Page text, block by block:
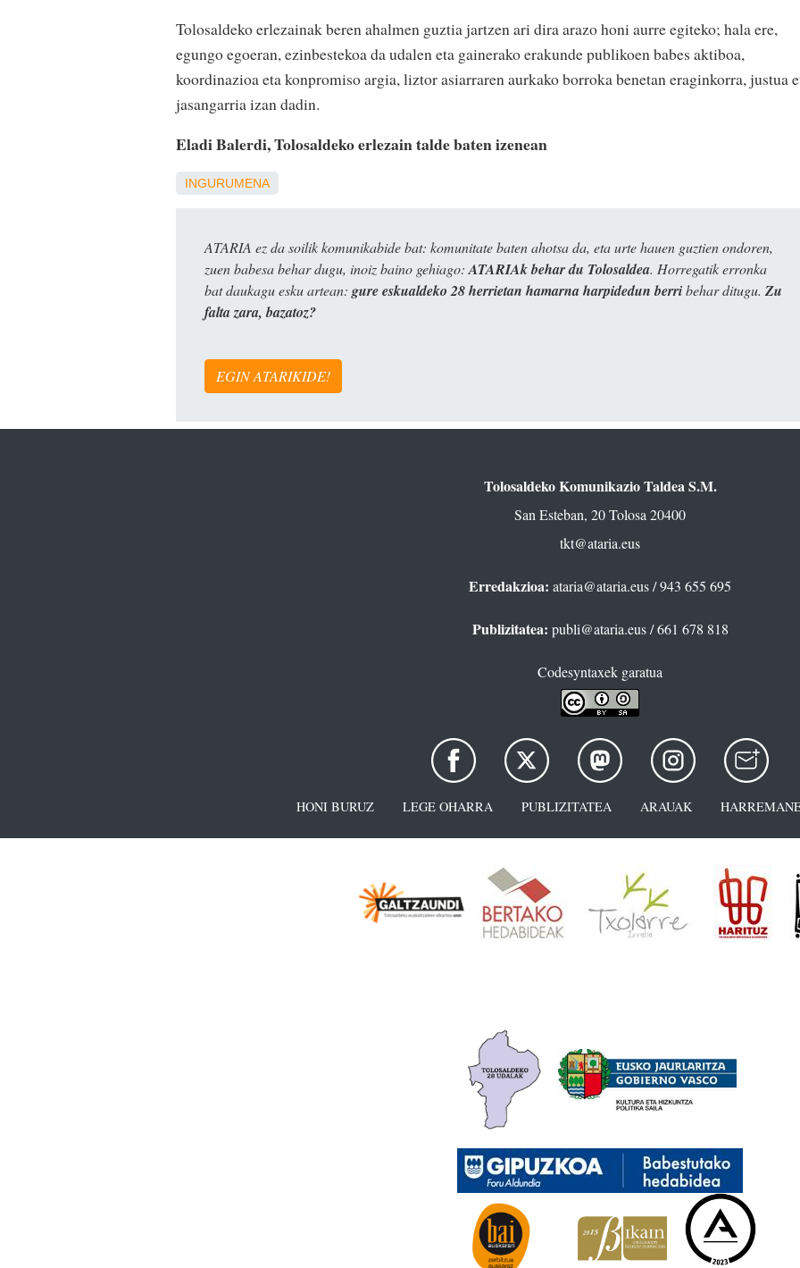
Tolosaldeko erlezainak beren ahalmen guztia jartzen ari dira arazo honi aurre egiteko; hala ere,
egungo egoeran, ezinbestekoa da udalen eta gainerako erakunde publikoen babes aktiboa,
koordinazioa eta konpromiso argia, liztor asiarraren aurkako borroka benetan eraginkorra, justua
jasangarria izan dadin.
Eladi Balerdi, Tolosaldeko erlezain talde baten izenean
INGURUMENA
ATARIA ez da soilik komunikabide bat: komunitate baten ahotsa da, eta urte hauen guztien ondoren,
zuen babesa behar dugu, inoiz baino gehiago: ATARIAk behar du Tolosaldea. Horregatik erronka
bat daukagu esku artean: gure eskualdeko 28 herrietan hamarna harpidedun berribehar ditugu. Zu
falta zara, bazatoz?
EGIN ATARIKIDE!
Tolosaldeko Komunikazio Taldea S.M.
San Esteban, 20 Tolosa 20400
tkt@ataria.eus
Erredakzioa: ataria@ataria.eus/ 943 655 695
Publizitatea: publi@ataria.eus/ 661 678 818
Codesyntaxek garatua
HONI BURUZ LEGE OHARRA PUBLIZITATEA ARAUAK